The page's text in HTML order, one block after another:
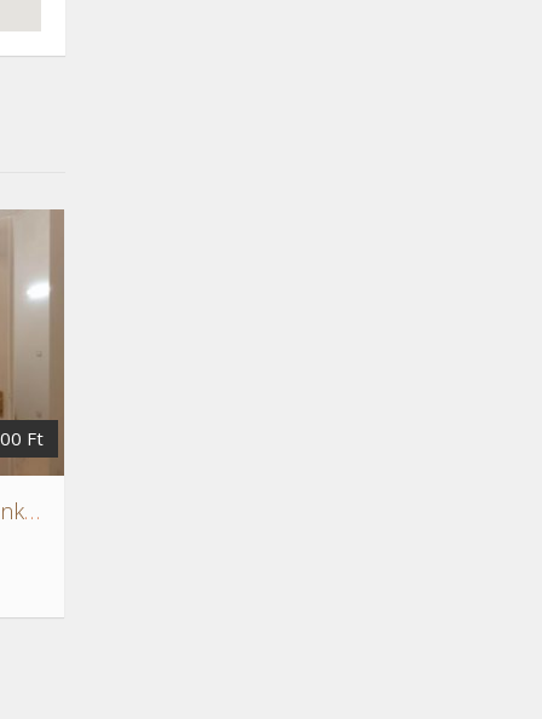
Ft
Kiadó lakás Budán a Frankel Leó utcában